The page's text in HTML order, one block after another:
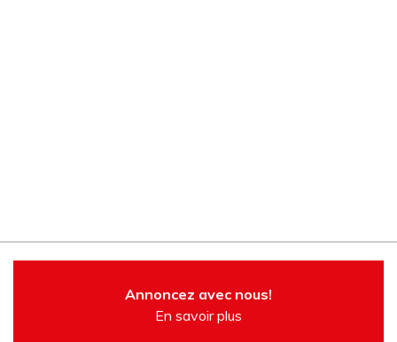
Annoncez avec nous!
En savoir plus